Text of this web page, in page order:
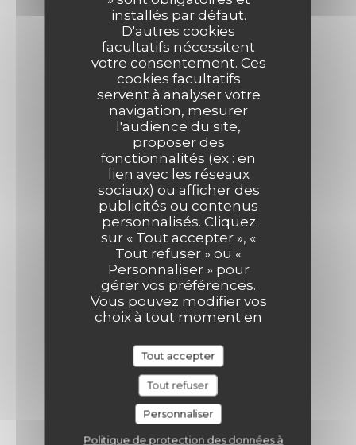
installés par défaut.
D'autres cookies
facultatifs nécessitent
votre consentement. Ces
cookies facultatifs
servent à analyser votre
navigation, mesurer
l'audience du site,
proposer des
fonctionnalités (ex : en
lien avec les réseaux
sociaux) ou afficher des
publicités ou contenus
personnalisés. Cliquez
sur « Tout accepter », «
Tout refuser » ou «
Personnaliser » pour
gérer vos préférences.
Vous pouvez modifier vos
choix à tout moment en
représentant un cookie
en bas à gauche des
pages du site.
Tout accepter
Tout refuser
Personnaliser
Politique de protection des données à